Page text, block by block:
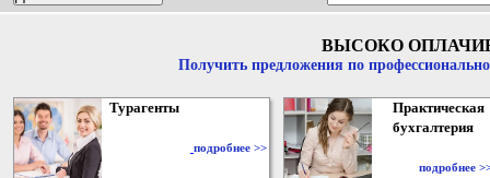
ВЫСОКО
Получить предложения по
Турагенты
подробнее >>
Практическая
бухгалтерия
подробнее